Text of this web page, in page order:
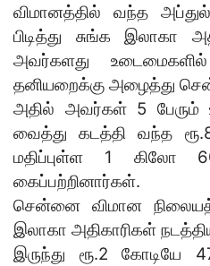
விமானத்தில் வந்த
பிடித்து சுங்க இலாகா
அவர்களது
தனியறைக்கு அழைத்து
அதில் அவர்கள் 5 பேரும்
வைத்து கடத்தி வந்த
மதிப்புள்ள 1 கிலோ
கைப்பற்றினார்கள்.
சென்னை விமான
இலாகா அதிகாரிகள்
இருந்து ரூ.2 கோடியே